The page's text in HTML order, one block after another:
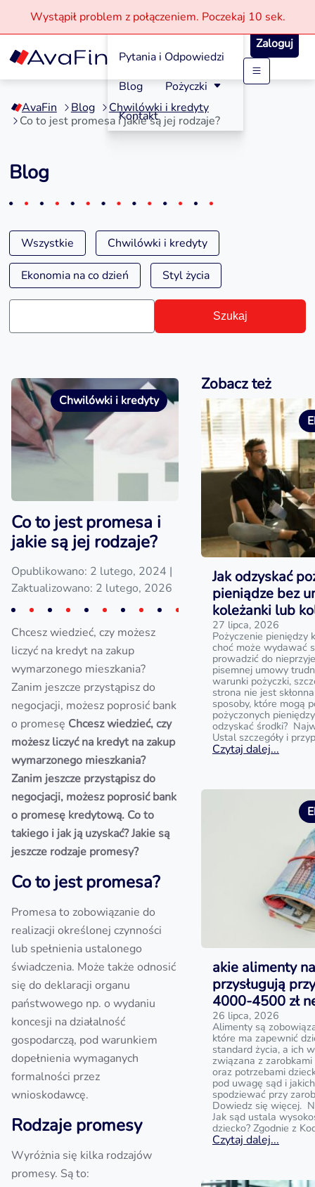
Przejdź
treści
Wystąpił problem z połączeniem. Poczekaj 10 sek.
Jak aplikować?
Pytania i Odpowiedzi
Blog
Pożyczki
Kontakt
Zaloguj
AvaFin Blog
Chwilówki i kredyty
Co to jest promesa i jakie są jej rodzaje?
Blog
Wszystkie Chwilówki i kredyty
Ekonomia na co dzień Styl życia
Szukaj
Chwilówki i kredyty
Co to jest promesa i
jakie są jej rodzaje?
Opublikowano: 2 lutego, 2024 |
Zaktualizowano: 2 lutego, 2026
Chcesz wiedzieć, czy możesz
liczyć na kredyt na zakup
wymarzonego mieszkania?
Zanim jeszcze przystąpisz do
negocjacji, możesz poprosić bank
o promesę Chcesz wiedzieć, czy
możesz liczyć na kredyt na zakup
wymarzonego mieszkania?
Zanim jeszcze przystąpisz do
negocjacji, możesz poprosić bank
o promesę kredytową. Co to
takiego i jak ją uzyskać? Jakie są
jeszcze rodzaje promesy?
Co to jest promesa?
Promesa to zobowiązanie do
realizacji określonej czynności
lub spełnienia ustalonego
świadczenia. Może także odnosić
się do deklaracji organu
państwowego np. o wydaniu
koncesji na działalność
gospodarczą, pod warunkiem
dopełnienia wymaganych
formalności przez
wnioskodawcę.
Rodzaje promesy
Wyróżnia się kilka rodzajów
promesy. Są to:
Zobacz też
Jak odzyskać
pieniądze bez
koleżanki lub
27 lipca, 2026
Pożyczenie pieniędzy
choć może wydawać
prowadzić do
pisemnej umowy
warunki pożyczki,
strona nie jest
sposoby, które mogą
pożyczonych
odzyskać środki?
Ustal szczegóły i
Czytaj dalej...
akie alimenty
przysługują
4000-4500 zł
26 lipca, 2026
Alimenty są
które ma zapewnić
standard życia, a ich
związana z
oraz potrzebami
pod uwagę sąd i
spodziewać przy
Dowiedz się więcej.
Jak sąd ustala
dziecko? Zgodnie z
Czytaj dalej...